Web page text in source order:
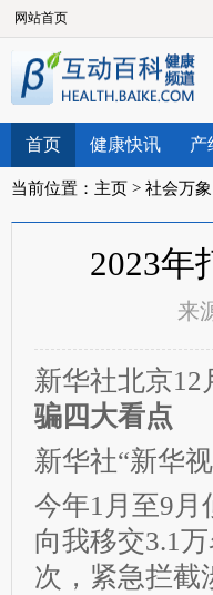
网站首页
首页 健康快讯 产
当前位置： 主页 > 社会万象
2023年
来
新华社北京12
骗四大看点
新华社“新华
今年1月至9月
向我移交3.1
次，紧急拦截